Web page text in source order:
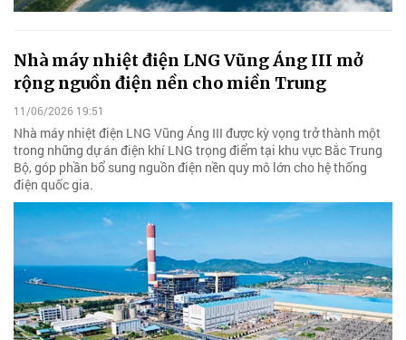
Nhà máy nhiệt điện LNG Vũng Áng III mở
rộng nguồn điện nền cho miền Trung
11/06/2026 19:51
Nhà máy nhiệt điện LNG Vũng Áng III được kỳ vọng trở thành một
trong những dự án điện khí LNG trọng điểm tại khu vực Bắc Trung
Bộ, góp phần bổ sung nguồn điện nền quy mô lớn cho hệ thống
điện quốc gia.